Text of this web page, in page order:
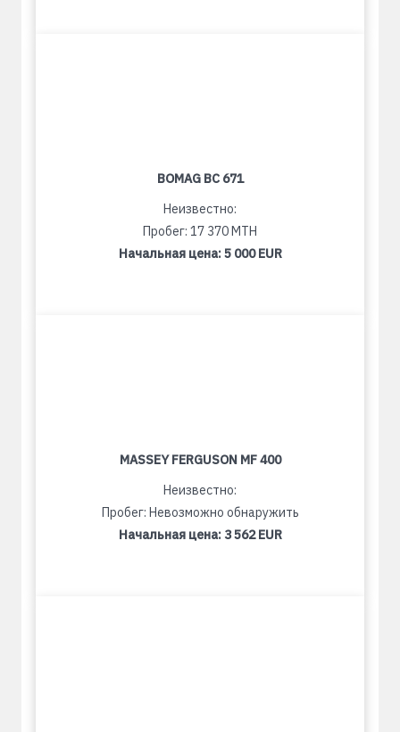
BOMAG BC 671
Неизвестно:
Пробег: 17 370 MTH
Начальная цена:5 000 EUR
MASSEY FERGUSON MF 400
Неизвестно:
Пробег: Невозможно обнаружить
Начальная цена: 3 562 EUR